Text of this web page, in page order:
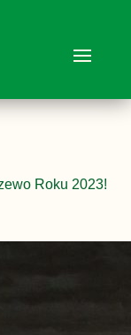
Roku 2023!